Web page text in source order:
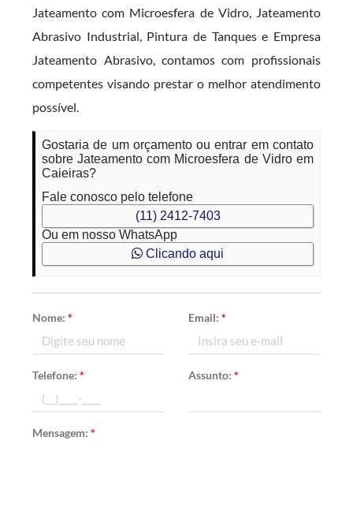
Jateamento com Microesfera de Vidro, Jateamento
Abrasivo Industrial, Pintura de Tanques e Empresa
Jateamento Abrasivo, contamos com profissionais
competentes visando prestar o melhor atendimento
possível.
Gostaria de um orçamento ou entrar em contato
sobre Jateamento com Microesfera de Vidro em
Caieiras?
Fale conosco pelo telefone
(11) 2412-7403
Ou em nosso WhatsApp
Clicando aqui
Nome:* Email: *
Telefone:* Assunto: *
Mensagem:*